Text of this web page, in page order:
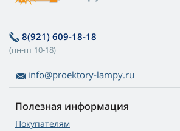
8(921) 609-18-18
(пн-пт 10-18)
info@proektory-lampy.ru
Полезная информация
Покупателям